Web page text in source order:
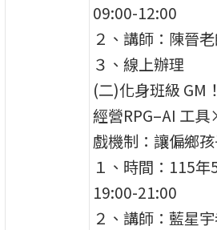
09:00-12:00
２、講師：陳晉
３、線上辦理
(二)化身班級 GM
經營RPG–AI 工
戲機制：讓偏鄉
１、時間：115年
19:00-21:00
２、講師：藍星